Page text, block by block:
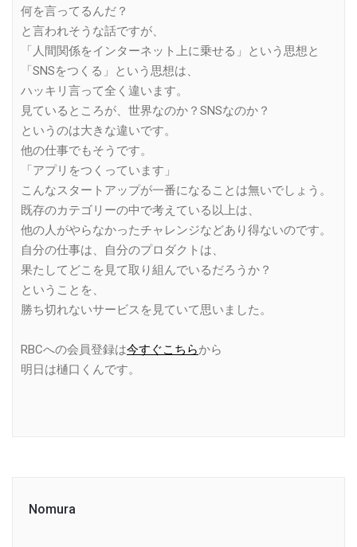
何を言ってるんだ？
と言われそうな話ですが、
「人間関係をインターネット上に乗せる」という思想と
「SNSをつくる」という思想は、
ハッキリ言って全く違います。
見ているところが、世界なのか？SNSなのか？
というのは大きな違いです。
他の仕事でもそうです。
「アプリをつくっています」
こんなスタートアップが一番になることは無いでしょう。
既存のカテゴリーの中で考えている以上は、
他の人がやらなかったチャレンジなどあり得ないのです。
自分の仕事は、自分のプロダクトは、
果たしてどこを見て取り組んでいるだろうか？
ということを、
勝ち切れないサービスを見ていて思いました。
RBCへの会員登録は今すぐこちらから
明日は樋口くんです。
Nomura